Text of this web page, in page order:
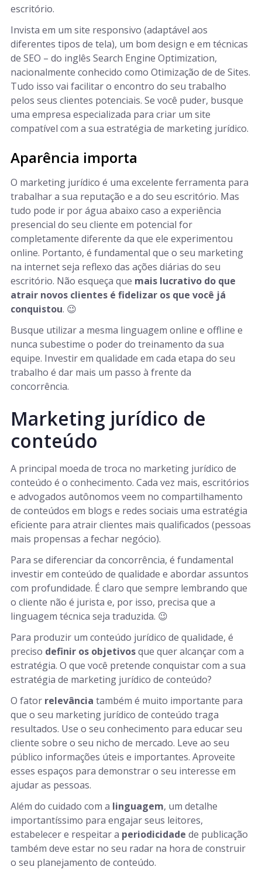
escritório.
Invista em um site responsivo (adaptável aos
diferentes tipos de tela), um bom design e em técnicas
de SEO – do inglês Search Engine Optimization,
nacionalmente conhecido como Otimização de de Sites.
Tudo isso vai facilitar o encontro do seu trabalho
pelos seus clientes potenciais. Se você puder, busque
uma empresa especializada para criar um site
compatível com a sua estratégia de marketing jurídico.
Aparência importa
O marketing jurídico é uma excelente ferramenta para
trabalhar a sua reputação e a do seu escritório. Mas
tudo pode ir por água abaixo caso a experiência
presencial do seu cliente em potencial for
completamente diferente da que ele experimentou
online. Portanto, é fundamental que o seu marketing
na internet seja reflexo das ações diárias do seu
escritório. Não esqueça que mais lucrativo do que
atrair novos clientes é fidelizar os que você já
conquistou. 😉
Busque utilizar a mesma linguagem online e offline e
nunca subestime o poder do treinamento da sua
equipe. Investir em qualidade em cada etapa do seu
trabalho é dar mais um passo à frente da
concorrência.
Marketing jurídico de
conteúdo
A principal moeda de troca no marketing jurídico de
conteúdo é o conhecimento. Cada vez mais, escritórios
e advogados autônomos veem no compartilhamento
de conteúdos em blogs e redes sociais uma estratégia
eficiente para atrair clientes mais qualificados (pessoas
mais propensas a fechar negócio).
Para se diferenciar da concorrência, é fundamental
investir em conteúdo de qualidade e abordar assuntos
com profundidade. É claro que sempre lembrando que
o cliente não é jurista e, por isso, precisa que a
linguagem técnica seja traduzida. 😉
Para produzir um conteúdo jurídico de qualidade, é
preciso definir os objetivosque quer alcançar com a
estratégia. O que você pretende conquistar com a sua
estratégia de marketing jurídico de conteúdo?
O fator relevância também é muito importante para
que o seu marketing jurídico de conteúdo traga
resultados. Use o seu conhecimento para educar seu
cliente sobre o seu nicho de mercado. Leve ao seu
público informações úteis e importantes. Aproveite
esses espaços para demonstrar o seu interesse em
ajudar as pessoas.
Além do cuidado com a linguagem, um detalhe
importantíssimo para engajar seus leitores,
estabelecer e respeitar a periodicidade de publicação
também deve estar no seu radar na hora de construir
o seu planejamento de conteúdo.